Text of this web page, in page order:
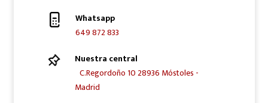
Whatsapp
649 872 833
Nuestra central
C.Regordoño 10 28936 Móstoles -
Madrid